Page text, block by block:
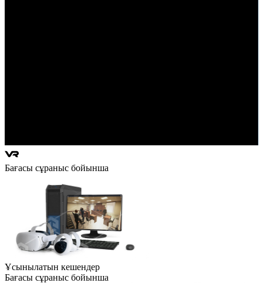
Бағасы сұраныс бойынша
Ұсынылатын кешендер
Бағасы сұраныс бойынша